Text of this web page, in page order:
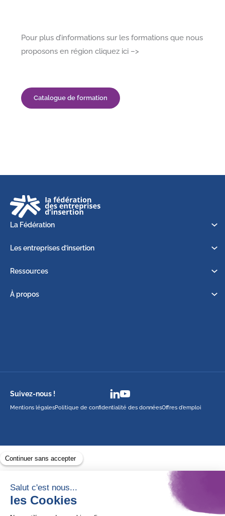
Pour plus d’informations sur les formations que nous
proposons en région cliquez ici –>
Catalogue de formation
La Fédération
Les entreprises d’insertion
Ressources
À propos
Suivez-nous !
Mentions légalesPolitique de confidentialité des donnéesOffres d’emploi